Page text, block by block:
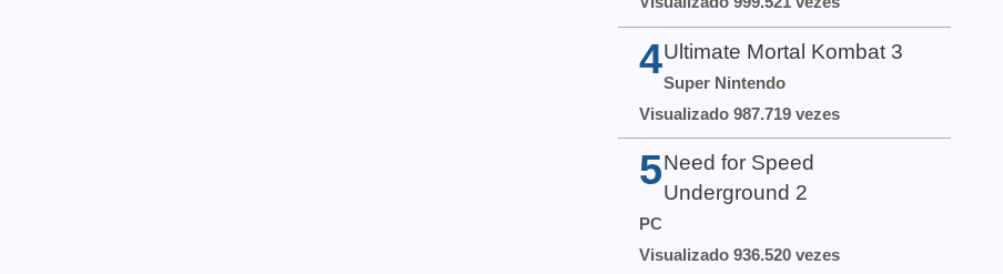
4 Ultimate Mortal Kombat 3
Super Nintendo
Visualizado 987.719 vezes
5 Need for Speed
Underground 2
PC
Visualizado 936.520 vezes